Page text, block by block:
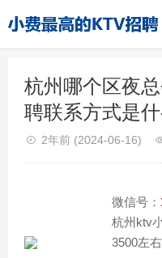
杭州哪个区夜
聘联系方式是
2年前 (2024-06-16)
微信号：
杭州ktv
3500左右